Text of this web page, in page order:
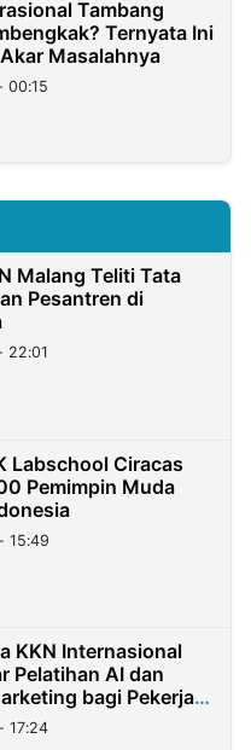
Tambang
Ternyata Ini
Masalahnya
00:15
Malang Teliti Tata
Pesantren di
22:01
Labschool Ciracas
Pemimpin Muda
15:49
KKN Internasional
Pelatihan AI dan
bagi Pekerja
di Taiwan
17:24